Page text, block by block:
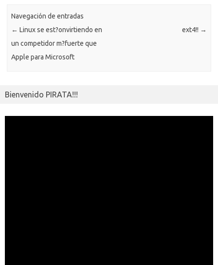
i
ti
r
Navegación de entradas
← Linux se est?onvirtiendo en
un competidor m?fuerte que
Apple para Microsoft
ext4!! →
Bienvenido PIRATA!!!